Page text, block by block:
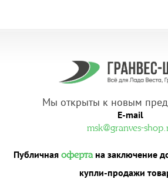
Мы открыты к новым
E-mail
msk@granves-
Публичная офертана заключение
купли-продажи